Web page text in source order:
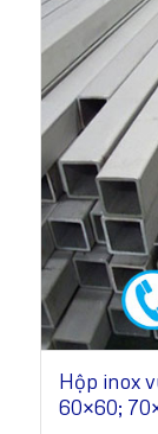
Hộp inox
60×60;